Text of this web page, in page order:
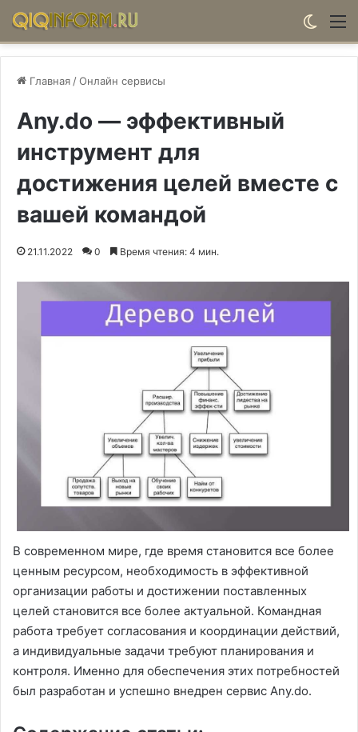
Главная /Онлайн сервисы
Any.do — эффективный
инструмент для
достижения целей вместе с
вашей командой
21.11.2022 0 Время чтения: 4 мин.
В современном мире, где время становится все более
ценным ресурсом, необходимость в эффективной
организации работы и достижении поставленных
целей становится все более актуальной. Командная
работа требует согласования и координации действий,
а индивидуальные задачи требуют планирования и
контроля. Именно для обеспечения этих потребностей
был разработан и успешно внедрен сервис Any.do.